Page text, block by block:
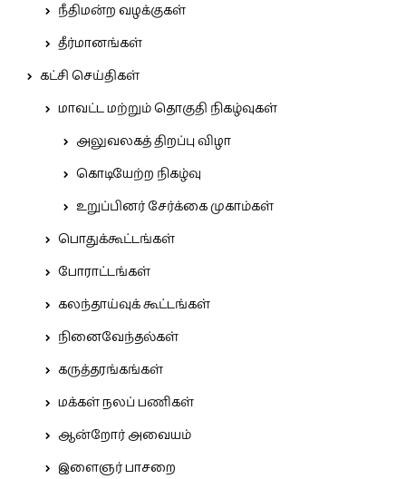
நீதிமன்ற வழக்குகள்
தீர்மானங்கள்
கட்சி செய்திகள்
மாவட்ட மற்றும் தொகுதி நிகழ்வுகள்
அலுவலகத் திறப்பு விழா
கொடியேற்ற நிகழ்வு
உறுப்பினர் சேர்க்கை முகாம்கள்
பொதுக்கூட்டங்கள்
போராட்டங்கள்
கலந்தாய்வுக் கூட்டங்கள்
நினைவேந்தல்கள்
கருத்தரங்கங்கள்
மக்கள் நலப் பணிகள்
ஆன்றோர் அவையம்
இளைஞர் பாசறை